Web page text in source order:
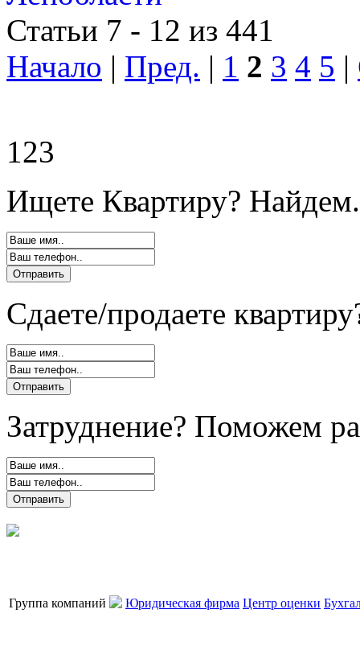
Статьи 7 - 12 из 441
Начало | Пред. | 1 2 3 4 5 |
123
Ищете Квартиру?
Сдаете/продаете
Затруднение? Поможем
Группа компаний Юридическая фирма Центр оценки